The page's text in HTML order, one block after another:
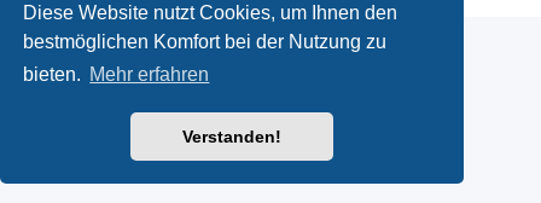
Diese Website nutzt Cookies, um Ihnen den
bestmöglichen Komfort bei der Nutzung zu
bieten. Mehr erfahren
Verstanden!